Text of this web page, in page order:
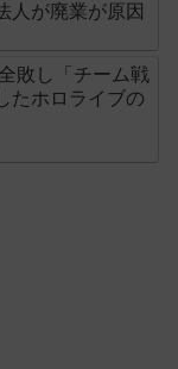
人が廃業が原因
敗し「チーム戦
たホロライブの